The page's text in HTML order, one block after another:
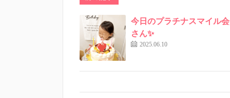
今日のプラチナスマイル
さん✨
2025.06.10